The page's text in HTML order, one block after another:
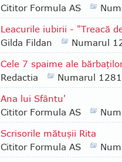
Cititor Formula AS
Leacurile iubirii - "Treacă
Gilda Fildan
Numarul
Cele 7 spaime ale
Redactia
Numarul 1281
Ana lui Sfântu'
Cititor Formula AS
Scrisorile mătuşii Rita
Cititor Formula AS